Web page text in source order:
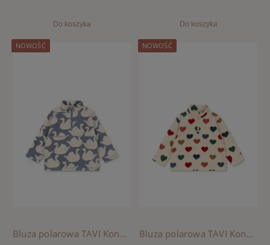
Do koszyka Do koszyka
Bluza polarowa TAVI Konges Sloejd - SWAN
NOWOŚĆ
Bluza polarowa TAVI Konges Sloejd - BON COEUR COLORÉ
NOWOŚĆ